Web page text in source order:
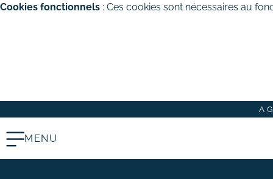
Cookies fonctionnels : Ces cookies sont nécessaires au
# Community management
Création graphique
# Graphisme print
# Webdesign
MENU